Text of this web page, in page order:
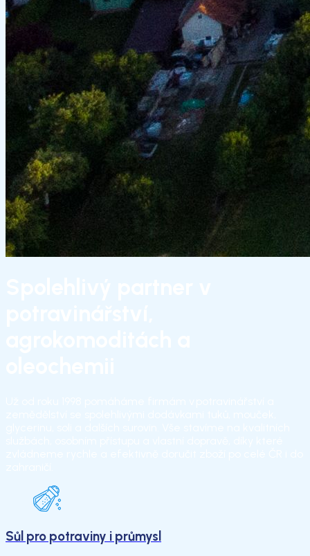
Sůl pro potraviny i průmysl